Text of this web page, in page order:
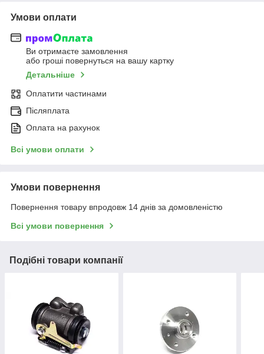
Умови оплати
Ви отримаєте замовлення
або гроші повернуться на вашу картку
Детальніше
Оплатити частинами
Післяплата
Оплата на рахунок
Всі умови оплати
Умови повернення
Повернення товару впродовж 14 днів за домовленістю
Всі умови повернення
Подібні товари компанії